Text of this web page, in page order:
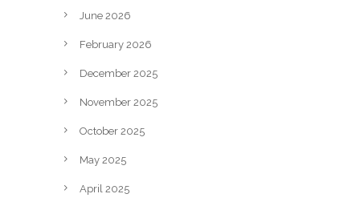
June 2026
February 2026
December 2025
November 2025
October 2025
May 2025
April 2025